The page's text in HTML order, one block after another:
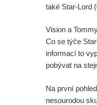
také Star-Lord (
Vision a
Co se týče
informací to
pobývat na
Na první
nesourodou